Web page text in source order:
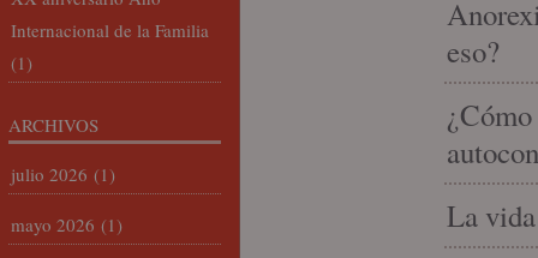
eso?
La
Internacional de la Familia
(1)
ARCHIVOS
julio 2026 (1)
mayo 2026 (1)